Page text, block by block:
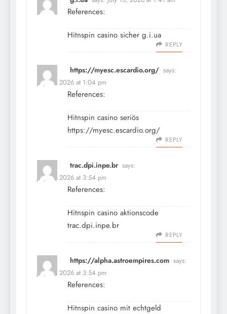
References:
Hitnspin casino sicher g.i.ua
REPLY
https://myesc.escardio.org/ says:
July 13, 2026 at 1:04 pm
References:
Hitnspin casino seriös
https://myesc.escardio.org/
REPLY
trac.dpi.inpe.br says:
July 13, 2026 at 3:54 pm
References:
Hitnspin casino aktionscode
trac.dpi.inpe.br
REPLY
https://alpha.astroempires.com says:
July 13, 2026 at 3:54 pm
References:
Hitnspin casino mit echtgeld